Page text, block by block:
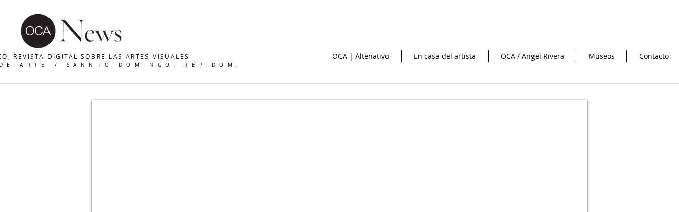
REVISTA DIGITAL SOBRE LAS ARTES VISUALES
DE ARTE / SANNTO DOMINGO, REP.DOM.
OCA | Altenativo En casa del artista OCA / Angel Rivera Museos Contacto